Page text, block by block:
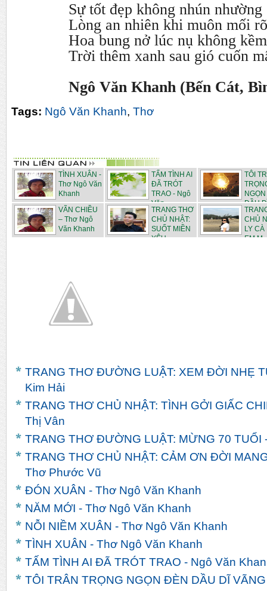
Sự tốt đẹp không nhún
Lòng an nhiên khi muôn mối
Hoa bung nở lúc nụ không
Trời thêm xanh sau gió cuốn
Ngô Văn Khanh (Bến Cát,
Tags: Ngô Văn Khanh, Thơ
TÌNH XUÂN -
Thơ Ngô Văn
Khanh
TẤM TÌNH AI
ĐÃ TRÓT
TRAO - Ngô
Văn ...
TÔI
DẦU
VÃNG...
VÃN CHIỀU
– Thơ Ngô
Văn Khanh
TRANG THƠ
CHỦ NHẬT:
SUỐT MIỀN
YÊU -...
CHỦ
LY CÀ
EM
TRANG THƠ ĐƯỜNG LUẬT: XEM ĐỜI NHẸ
Kim Hải
TRANG THƠ CHỦ NHẬT: TÌNH GỞI GIẤC
Thị Vân
TRANG THƠ ĐƯỜNG LUẬT: MỪNG 70 TUỔI
TRANG THƠ CHỦ NHẬT: CẢM ƠN ĐỜI
Thơ Phước Vũ
ĐÓN XUÂN - Thơ Ngô Văn Khanh
NĂM MỚI - Thơ Ngô Văn Khanh
NỖI NIỀM XUÂN - Thơ Ngô Văn Khanh
TÌNH XUÂN - Thơ Ngô Văn Khanh
TẤM TÌNH AI ĐÃ TRÓT TRAO - Ngô Văn
TÔI TRÂN TRỌNG NGỌN ĐÈN DẦU DĨ